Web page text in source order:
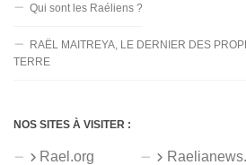
Qui sont les Raéliens ?
RAËL MAITREYA, LE DERNIER DES
TERRE
NOS SITES À VISITER :
Rael.org